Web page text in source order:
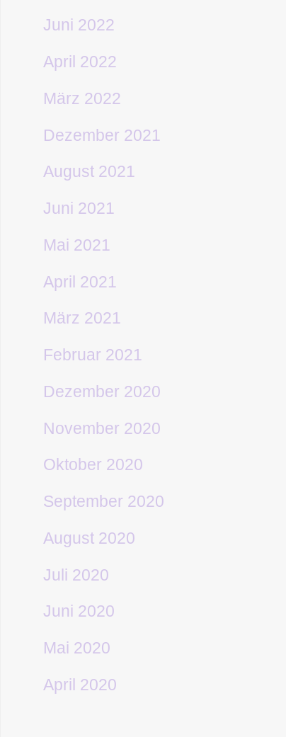
Juni 2022
April 2022
März 2022
Dezember 2021
August 2021
Juni 2021
Mai 2021
April 2021
März 2021
Februar 2021
Dezember 2020
November 2020
Oktober 2020
September 2020
August 2020
Juli 2020
Juni 2020
Mai 2020
April 2020